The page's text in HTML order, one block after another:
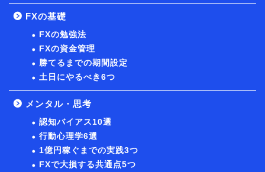
FXの基礎
FXの勉強法
FXの資金管理
勝てるまでの期間設定
土日にやるべき6つ
メンタル・思考
認知バイアス10選
行動心理学6選
1億円稼ぐまでの実践3つ
FXで大損する共通点5つ